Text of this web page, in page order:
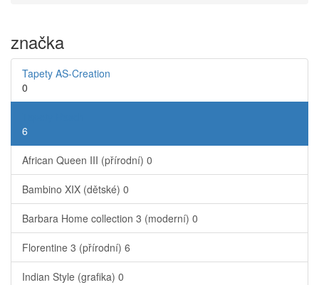
značka
Tapety AS-Creation
0
6
African Queen III (přírodní) 0
Bambino XIX (dětské) 0
Barbara Home collection 3 (moderní) 0
Florentine 3 (přírodní) 6
Indian Style (grafika) 0